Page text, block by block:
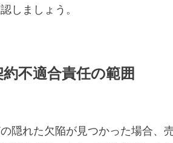
しましょう。
不適合責任の範囲
隠れた欠陥が見つかった場合